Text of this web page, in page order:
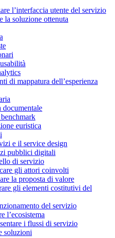
l’interfaccia utente del servizio
la soluzione ottenuta
di mappatura dell’esperienza
documentale
euristica
e il service design
pubblici digitali
di servizio
gli attori coinvolti
la proposta di valore
gli elementi costitutivi del
del servizio
l’ecosistema
i flussi di servizio
soluzioni